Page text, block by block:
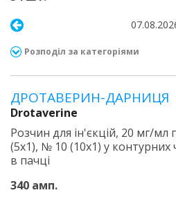
Розподіл за категоріями
ДРОТАВЕРИН-ДАРНИЦЯ
Drotaverine
Розчин для ін'єкцій, 20 мг/
(5х1), № 10 (10х1) у
в пачці
340 амп.